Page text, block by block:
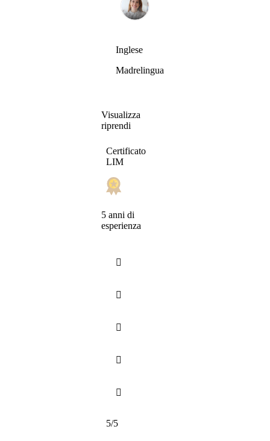
Inglese
Madrelingua
Visualizza
riprendi
Certificato
LIM
5 anni di
esperienza





5/5